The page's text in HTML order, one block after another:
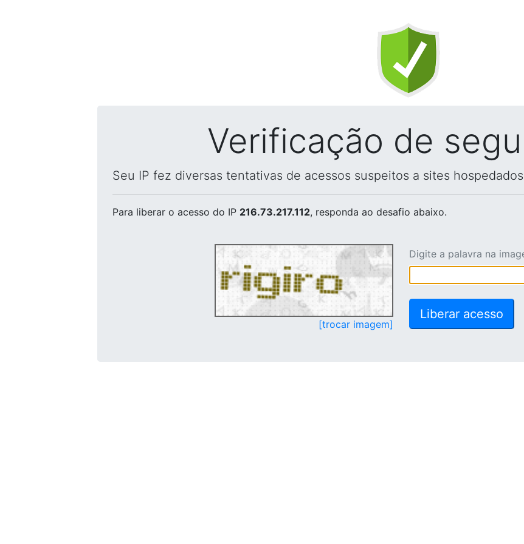
Verificação de
Seu IP fez diversas tentativas de acessos suspeitos a sites
Para liberar o acesso do IP 216.73.217.112, responda ao desafio abaixo.
[trocar imagem]
Digite a palavra na